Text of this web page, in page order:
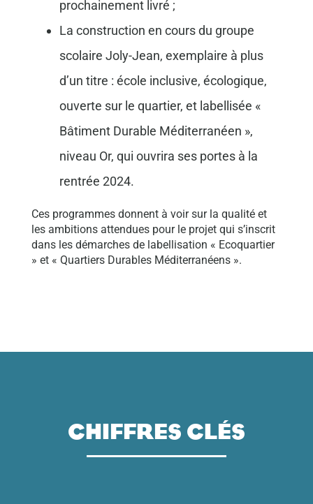
prochainement livré ;
La construction en cours du groupe
scolaire Joly-Jean, exemplaire à plus
d’un titre : école inclusive, écologique,
ouverte sur le quartier, et labellisée «
Bâtiment Durable Méditerranéen »,
niveau Or, qui ouvrira ses portes à la
rentrée 2024.
Ces programmes donnent à voir sur la qualité et
les ambitions attendues pour le projet qui s’inscrit
dans les démarches de labellisation « Ecoquartier
» et « Quartiers Durables Méditerranéens ».
CHIFFRES CLÉS